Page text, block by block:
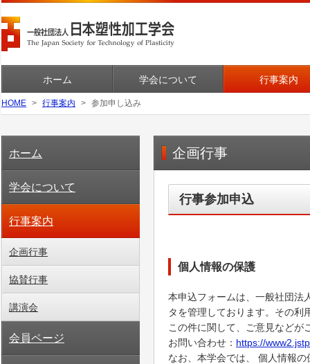
ホーム 学会について 行事案内
HOME 行事案内 参加申し込み
企画行事
行事参加申込
個人情報の保護
本申込フォームは、一般社団法
タを管理しております。その利
この件に関して、ご意見などが
お問い合わせ： https://
なお、本学会では、 個人情報
ホーム
学会について
行事案内
企画行事
協賛行事
講演会
会員ページ